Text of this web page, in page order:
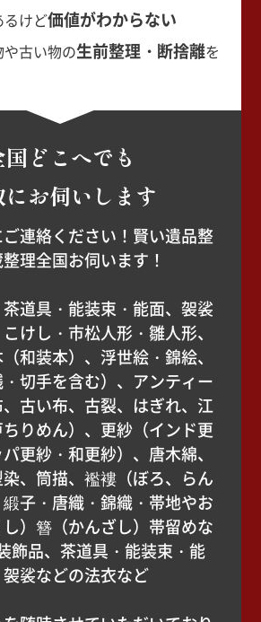
るけど価値がわからない
古い物の生前整理・断捨離を
国どこへでも
にお伺いします
連絡ください！賢い遺品整
理全国お伺います！
道具・能装束・能面、袈裟
けし・市松人形・雛人形、
和装本）、浮世絵・錦絵、
切手を含む）、アンティー
古い布、古裂、はぎれ、江
りめん）、更紗（インド更
更紗・和更紗）、唐木綿、
、筒描、襤褸（ぼろ、らん
子・唐織・錦織・帯地やお
）簪（かんざし）帯留めな
飾品、茶道具・能装束・能
裟などの法衣など